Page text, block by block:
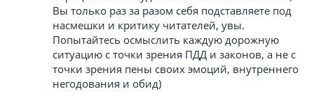
Вы только раз за разом себя подставляете под
насмешки и критику читателей, увы.
Попытайтесь осмыслить каждую дорожную
ситуацию с точки зрения ПДД и законов, а не с
точки зрения пены своих эмоций, внутреннего
негодования и обид)